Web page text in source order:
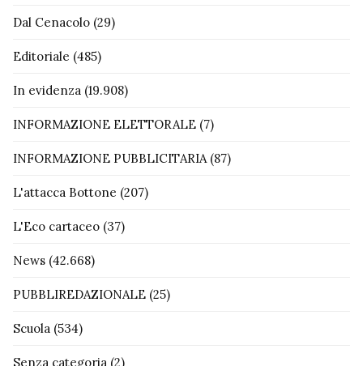
Dal Cenacolo (29)
Editoriale (485)
In evidenza (19.908)
INFORMAZIONE ELETTORALE (7)
INFORMAZIONE PUBBLICITARIA(87)
L'attacca Bottone (207)
L'Eco cartaceo (37)
News (42.668)
PUBBLIREDAZIONALE (25)
Scuola (534)
Senza categoria (2)